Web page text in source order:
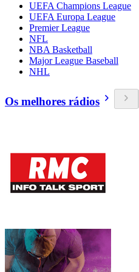
UEFA Champions League
UEFA Europa League
Premier League
NFL
NBA Basketball
Major League Baseball
NHL
Os melhores rádios